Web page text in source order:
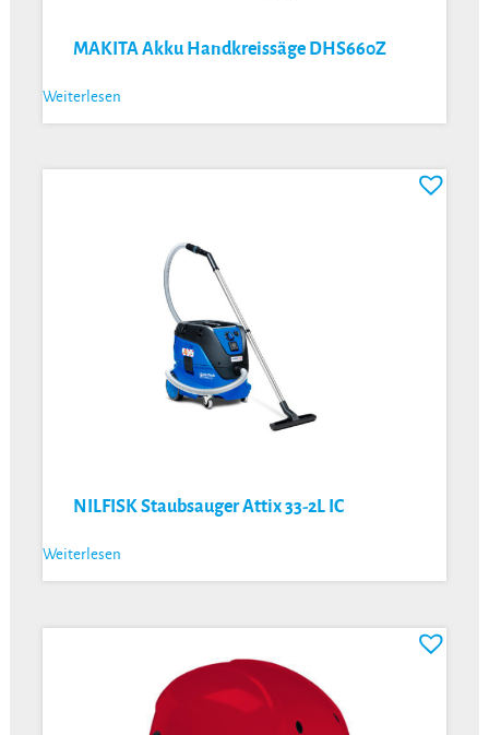
MAKITA Akku Handkreissäge DHS660Z
Weiterlesen
NILFISK Staubsauger Attix 33-2L IC
Weiterlesen